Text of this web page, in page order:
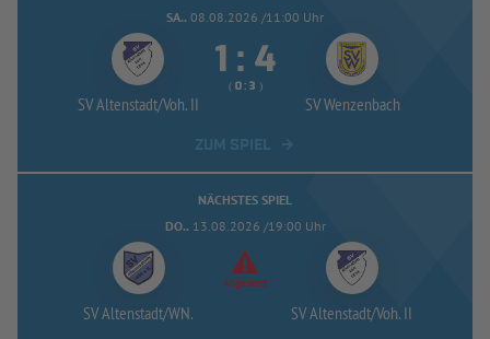
SA.. 08.08.2026 /11:00 Uhr
SV Altenstadt/Voh. II
 : 
( :  )
SV Wenzenbach
NÄCHSTES SPIEL
DO.. 13.08.2026 /19:00 Uhr
SV Altenstadt/WN.
Abgesetzt
SV Altenstadt/Voh. II